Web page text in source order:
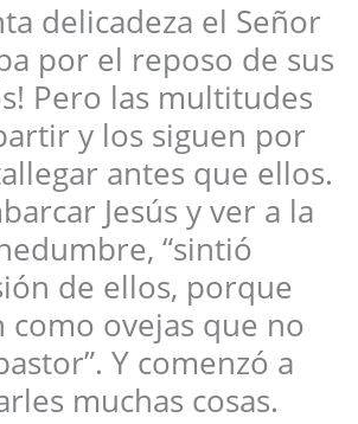
delicadeza el Señor
por el reposo de sus
Pero las multitudes
y los siguen por
antes que ellos.
Jesús y ver a la
“sintió
de ellos, porque
como ovejas que no
Y comenzó a
muchas cosas.